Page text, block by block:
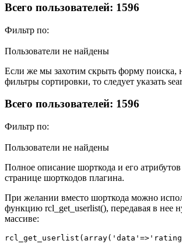
Всего пользователей: 1596
Фильтр по:
Пользователи не найдены
Если же мы захотим скрыть форму поиска,
фильтры сортировки, то следует указать
Всего пользователей: 1596
Фильтр по:
Пользователи не найдены
Полное описание шорткода и его
странице шорткодов плагина.
При желании вместо шорткода можно
функцию rcl_get_userlist(), передавая в нее
массиве: